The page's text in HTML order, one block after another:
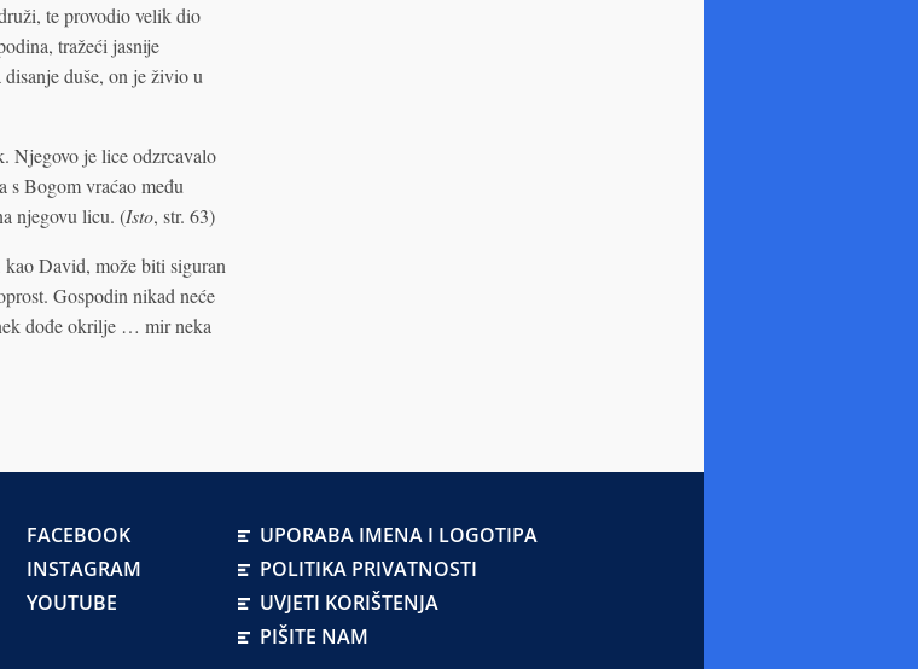
te provodio velik dio
tražeći jasnije
duše, on je živio u
Njegovo je lice odzrcavalo
s Bogom vraćao među
njegovu licu. (Isto, str. 63)
David, može biti siguran
Gospodin nikad neće
dođe okrilje … mir neka
FACEBOOK
INSTAGRAM
YOUTUBE
UPORABA IMENA I LOGOTIPA
POLITIKA PRIVATNOSTI
UVJETI KORIŠTENJA
PIŠITE NAM